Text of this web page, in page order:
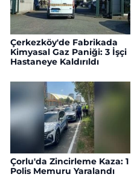
Çerkezköy'de Fabrikada
Kimyasal Gaz Paniği: 3 İşçi
Hastaneye Kaldırıldı
Çorlu'da Zincirleme Kaza: 1
Polis Memuru Yaralandı